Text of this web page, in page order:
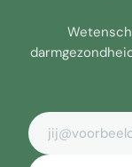
E-mailadres